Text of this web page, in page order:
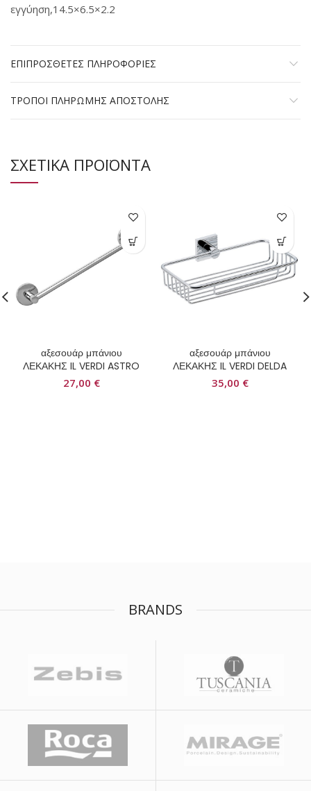
εγγύηση,14.5×6.5×2.2
ΕΠΙΠΡΟΣΘΕΤΕΣ ΠΛΗΡΟΦΟΡΙΕΣ
ΤΡΟΠΟΙ ΠΛΗΡΩΜΗΣ ΑΠΟΣΤΟΛΗΣ
ΣΧΕΤΙΚΑ ΠΡΟΪΟΝΤΑ
αξεσουάρ μπάνιου
ΛΕΚΑΚΗΣ IL VERDI ASTRO
27,00 €
αξεσουάρ μπάνιου
ΛΕΚΑΚΗΣ IL VERDI DELDA
35,00 €
BRANDS